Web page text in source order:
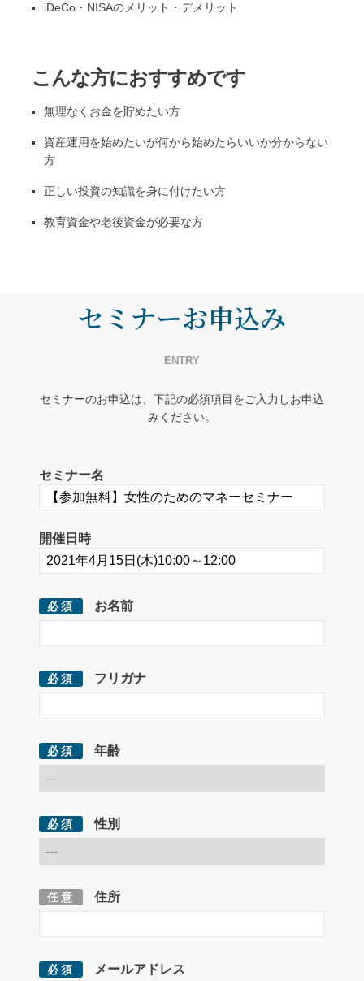
iDeCo・NISAのメリット・デメリット
こんな方におすすめです
無理なくお金を貯めたい方
資産運用を始めたいが何から始めたらいいか分からない
方
正しい投資の知識を身に付けたい方
教育資金や老後資金が必要な方
セミナーお申込み
ENTRY
セミナーのお申込は、下記の必須項目をご入力しお申込
みください。
セミナー名
開催日時
必須 お名前
必須 フリガナ
必須 年齢
必須 性別
任意 住所
必須 メールアドレス